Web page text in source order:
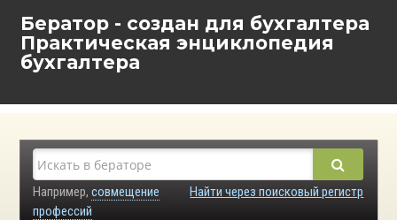
Бератор - создан для бухгалтера
Практическая энциклопедия
бухгалтера
Найти через поисковый регистр
Например, совмещение
профессий